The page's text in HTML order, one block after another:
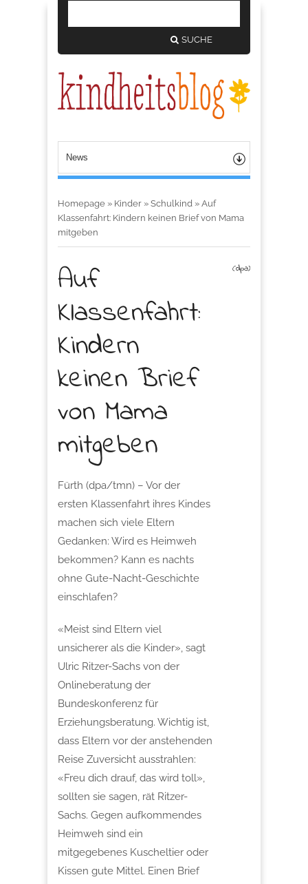
SUCHE
Homepage » Kinder » Schulkind » Auf
Klassenfahrt: Kindern keinen Brief von Mama
mitgeben
Auf
Klassenfahrt:
Kindern
keinen Brief
von Mama
mitgeben
(dpa)
Fürth (dpa/tmn) – Vor der
ersten Klassenfahrt ihres Kindes
machen sich viele Eltern
Gedanken: Wird es Heimweh
bekommen? Kann es nachts
ohne Gute-Nacht-Geschichte
einschlafen?
«Meist sind Eltern viel
unsicherer als die Kinder», sagt
Ulric Ritzer-Sachs von der
Onlineberatung der
Bundeskonferenz für
Erziehungsberatung. Wichtig ist,
dass Eltern vor der anstehenden
Reise Zuversicht ausstrahlen:
«Freu dich drauf, das wird toll»,
sollten sie sagen, rät Ritzer-
Sachs. Gegen aufkommendes
Heimweh sind ein
mitgegebenes Kuscheltier oder
Kissen gute Mittel. Einen Brief